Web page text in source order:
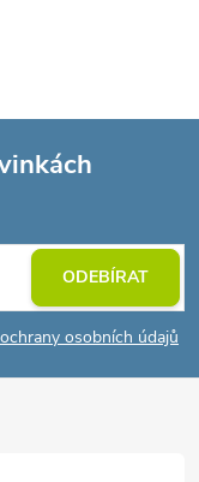
osobních údajů
ODEBÍRAT